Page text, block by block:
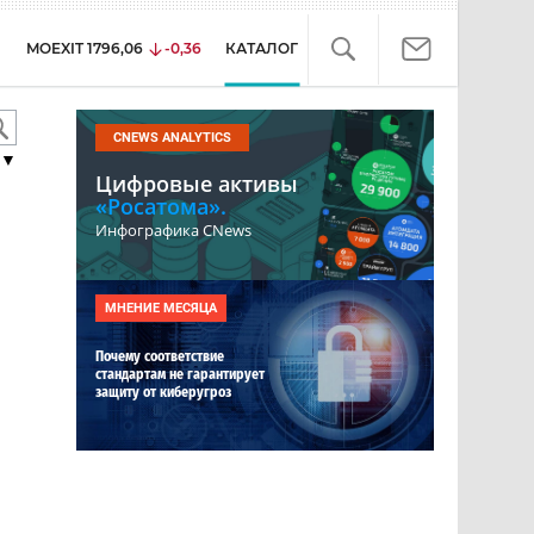
MOEXIT 1796,06 -0,36 КАТАЛОГ
▼
CNEWS ANALYTICS
Цифровые активы
«Росатома».
Инфографика CNews
МНЕНИЕ МЕСЯЦА
Почему соответствие
стандартам не гарантирует
защиту от киберугроз